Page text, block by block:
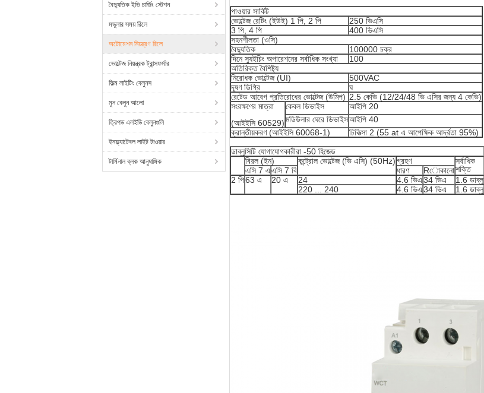
বৈদ্যুতিক ইভি চার্জিং স্টেশন
মডুলার সময় রিলে
অটোমেশন নিয়ন্ত্রণ রিলে
ভোল্টেজ নিয়ন্ত্রক ট্রান্সফর্মার
ফিল্ম লাইটিং বেলুনস
মুন বেলুন আলো
ত্রিপড এলইডি বেলুনগুলি
ইনফ্ল্যাটেবল লাইট টাওয়ার
টার্মিনাল ব্লক আনুষাঙ্গিক
পাওয়ার সার্কিট
ভোল্টেজ রেটিং (ইউই) 1 পি, 2 পি
250 ভিএসি
3 পি, 4 পি
400 ভিএসি
সহনশীলতা (ওসি)
বৈদ্যুতিক
100000 চক্র
দিনে স্যুইচিং অপারেশনের সর্বাধিক সংখ্যা
100
অতিরিক্ত বৈশিষ্ট্য
নিরোধক ভোল্টেজ (UI)
500VAC
দূষণ ডিগ্রি
ঘ
রেটেড আবেগ প্রতিরোধের ভোল্টেজ (উমিপ) 2.5 কেভি (12/24/48 ভি এসির জন্য 4 কেভি)
সংরক্ষণের মাত্রা
(আইইসি 60529)
কেবল ডিভাইস
আইপি 20
মডিউলার ঘেরে ডিভাইসআইপি 40
ক্রান্তীয়করণ (আইইসি 60068-1)
চিকিত্সা 2 (55 at এ আপেক্ষিক আর্দ্রতা 95%)
ডাব্লুসিটি যোগাযোগকারীরা -50 হিজেড
বিরল (ইন)
কন্ট্রোল ভোল্টেজ (ভি এসি) (50Hz)গ্রহণ
সর্বাধিক
শক্তি
এসি 7 এএসি 7 বি ধারণ
Rোকানো
2 পি63 এ 20 এ 24 4.6 ভিএ34 ভিএ
1.6 ডাব্লু
220 ... 240
4.6 ভিএ34 ভিএ 1.6 ডাব্লু